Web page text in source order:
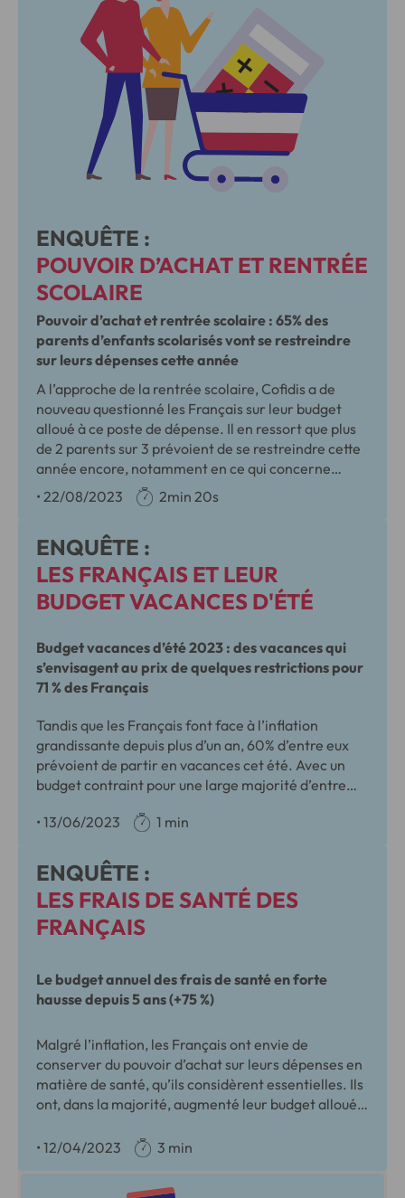
ENQUÊTE :
POUVOIR D’ACHAT ET RENTRÉE
SCOLAIRE
Pouvoir d’achat et rentrée scolaire : 65% des
parents d’enfants scolarisés vont se restreindre
sur leurs dépenses cette année
A l’approche de la rentrée scolaire, Cofidis a de
nouveau questionné les Français sur leur budget
alloué à ce poste de dépense. Il en ressort que plus
de 2 parents sur 3 prévoient de se restreindre cette
année encore, notamment en ce qui concerne
l’habillement, les activités extra-scolaires, mais
aussi les inscriptions à la cantine.
• 22/08/2023 2min 20s
ENQUÊTE :
LES FRANÇAIS ET LEUR
BUDGET VACANCES D'ÉTÉ
Budget vacances d’été 2023 : des vacances qui
s’envisagent au prix de quelques restrictions pour
71 % des Français
Tandis que les Français font face à l’inflation
grandissante depuis plus d’un an, 60% d’entre eux
prévoient de partir en vacances cet été. Avec un
budget contraint pour une large majorité d’entre
solutions de financement afin de l’optimiser au
• 13/06/2023 1 min
ENQUÊTE :
LES FRAIS DE SANTÉ DES
FRANÇAIS
Le budget annuel des frais de santé en forte
hausse depuis 5 ans (+75 %)
Malgré l’inflation, les Français ont envie de
conserver du pouvoir d’achat sur leurs dépenses en
matière de santé, qu’ils considèrent essentielles. Ils
ont, dans la majorité, augmenté leur budget alloué
dépenses. Voici, en synthèse, les résultats de la
deuxième étude Cofidis « Les frais de santé des
Français », menée en partenariat avec CSA
• 12/04/2023 3 min